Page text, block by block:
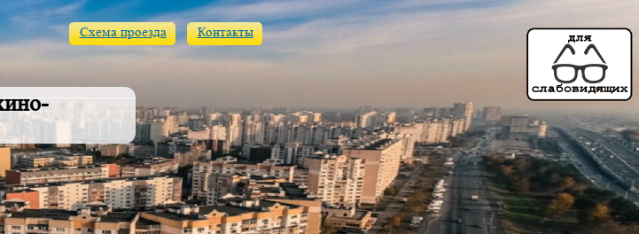
Схема проезда Контакты